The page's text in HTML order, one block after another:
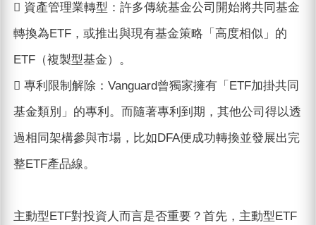
 資產管理業轉型：許多傳統基金公司開始將共同基金
轉換為ETF，或推出與現有基金策略「高度相似」的
ETF（複製型基金）。
 專利限制解除：Vanguard曾獨家擁有「ETF加掛共同
基金類別」的專利。而隨著專利到期，其他公司得以透
過相同架構參與市場，比如DFA便成功轉換並發展出完
整ETF產品線。
主動型ETF對投資人而言是否重要？首先，主動型ETF